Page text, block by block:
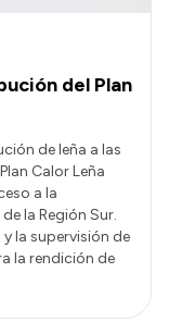
del Plan
de leña a las
Calor Leña
a la
la Región Sur.
la supervisión de
la rendición de